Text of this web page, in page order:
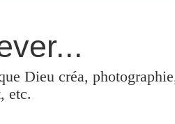
Dieu créa,
etc.